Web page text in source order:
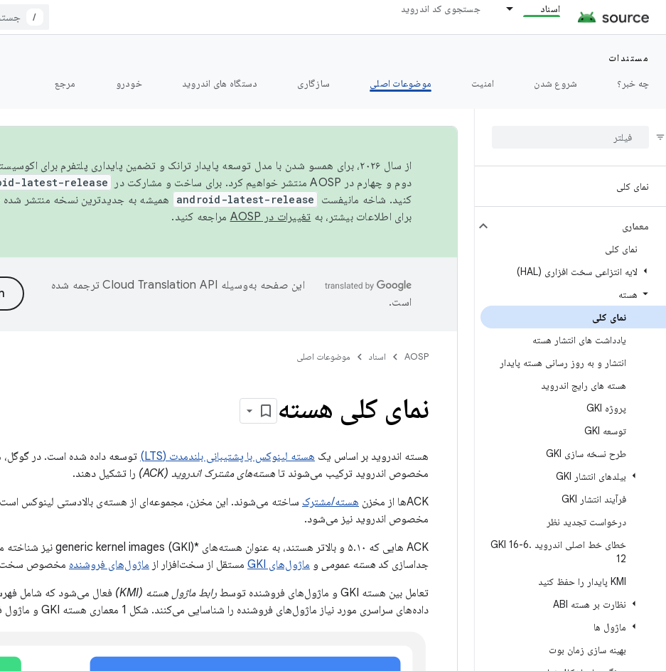
اسناد جستجوی کد اندروید
/
مستندات
چه خبر؟
شروع شدن امنیت موضوعات اصلی سازگاری دستگاه های اندروید خودرو مرجع
نمای کلی
معماری
نمای کلی
لایه انتزاعی سخت افزاری (HAL)
هسته
نمای کلی
یادداشت های انتشار هسته
انتشار و به روز رسانی هسته پایدار
هسته های رایج اندروید
پروژه GKI
توسعه GKI
طرح نسخه سازی GKI
بیلدهای انتشار GKI
فرآیند انتشار GKI
درخواست تجدید نظر
خطای خط اصلی اندروید GKI 16-6 .
12
KMI پایدار را حفظ کنید
نظارت بر هسته ABI
ماژول ها
بهینه سازی زمان بوت
از سال ۲۰۲۶، برای همسو شدن با مدل توسعه پایدار ترانک و تضمین پایداری پلتفرم برای
دوم و چهارم در AOSP منتشر خواهیم کرد. برای ساخت و مشارکت در AOSP،
latest-release
کنید. شاخه مانیفست
android-latest-release
برای اطلاعات بیشتر، به تغییرات در AOSP مراجعه کنید.
این صفحه به‌وسیله
ترجمه شده
است.
AOSP اسناد موضوعات اصلی
نمای کلی هسته
هسته اندروید بر اساس یک هسته لینوکس با پشتیبانی بلندمدت (LTS)
مخصوص اندروید ترکیب می‌شوند تا هسته‌های مشترک اندروید (ACK)
را تشکیل دهند.
ACKها از مخزن
هسته/مشترک ساخته می‌شوند. این مخزن، مجموعه‌ای از هسته‌ی بالادستی لینوکس
مخصوص اندروید نیز می‌شود.
جداسازی کد هسته عمومی و ماژول‌های GKI مستقل از سخت‌افزار از ماژول‌های فروشنده مخصوص
تعامل بین هسته GKI و ماژول‌های فروشنده توسط
رابط ماژول هسته (KMI)
فعال می‌شود که شامل
داده‌های سراسری مورد نیاز ماژول‌های فروشنده را شناسایی می‌کنند. شکل 1 معماری هسته GKI و ماژول فروشنده را نشان می‌دهد: